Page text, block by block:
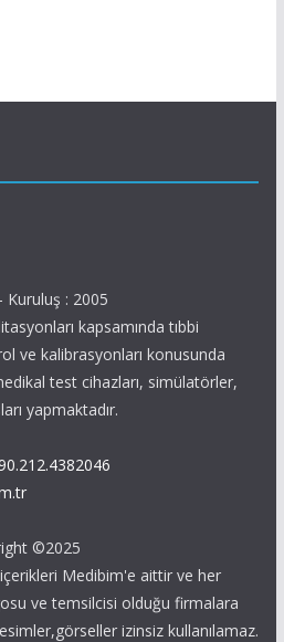
Kuruluş : 2005
kapsamında tıbbi
ve kalibrasyonları konusunda
test cihazları, simülatörler,
yapmaktadır.
©2025
Medibim'e aittir ve her
ve temsilcisi olduğu firmalara
izinsiz kullanılamaz.